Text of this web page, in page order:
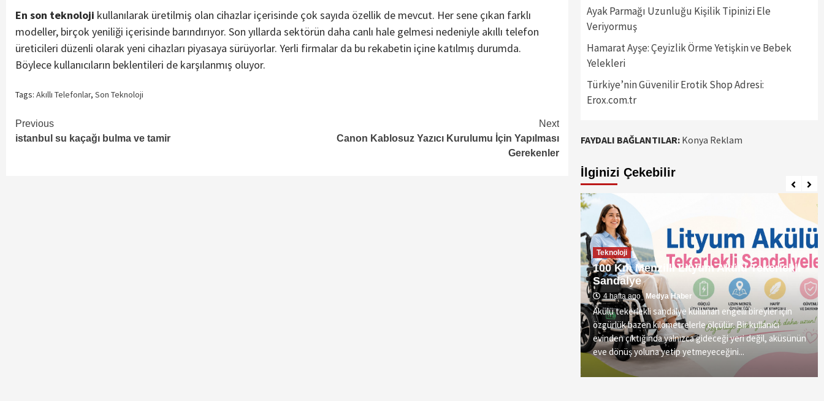
En son teknoloji kullanılarak üretilmiş olan cihazlar içerisinde çok sayıda özellik de mevcut. Her sene çıkan farklı
modeller, birçok yeniliği içerisinde barındırıyor. Son yıllarda sektörün daha canlı hale gelmesi nedeniyle akıllı telefon
üreticileri düzenli olarak yeni cihazları piyasaya sürüyorlar. Yerli firmalar da bu rekabetin içine katılmış durumda.
Böylece kullanıcıların beklentileri de karşılanmış oluyor.
Tags: Akıllı Telefonlar, Son Teknoloji
Continue
Reading
Previous
istanbul su kaçağı bulma ve tamir
Next
Canon Kablosuz Yazıcı Kurulumu İçin Yapılması
Gerekenler
Ayak Parmağı Uzunluğu Kişilik Tipinizi Ele
Veriyormuş
Hamarat Ayşe: Çeyizlik Örme Yetişkin ve Bebek
Yelekleri
Türkiye’nin Güvenilir Erotik Shop Adresi:
Erox.com.tr
FAYDALI BAĞLANTILAR: Konya Reklam
İlginizi Çekebilir
Teknoloji
100 Km Menzilli Lityum Akülü Tekerlekli
Sandalye
4 hafta ago Medya Haber
Akülü tekerlekli sandalye kullanan engelli bireyler için
özgürlük bazen kilometrelerle ölçülür. Bir kullanıcı
evinden çıktığında yalnızca gideceği yeri değil, aküsünün
eve dönüş yoluna yetip yetmeyeceğini...